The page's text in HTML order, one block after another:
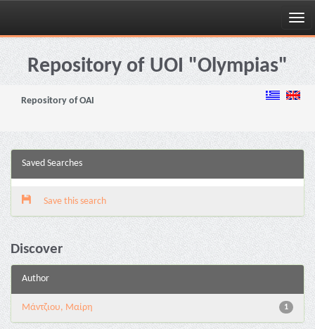
Skip
navigationRepository of UOI "Olympias"
Repository of OAI
Saved Searches
Save this search
Discover
Author
1
Μάντζιου, Μαίρη